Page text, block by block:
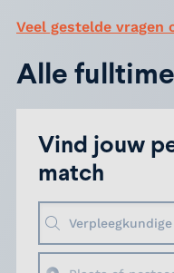
Veel gestelde vragen
Alle
Vind jouw
match